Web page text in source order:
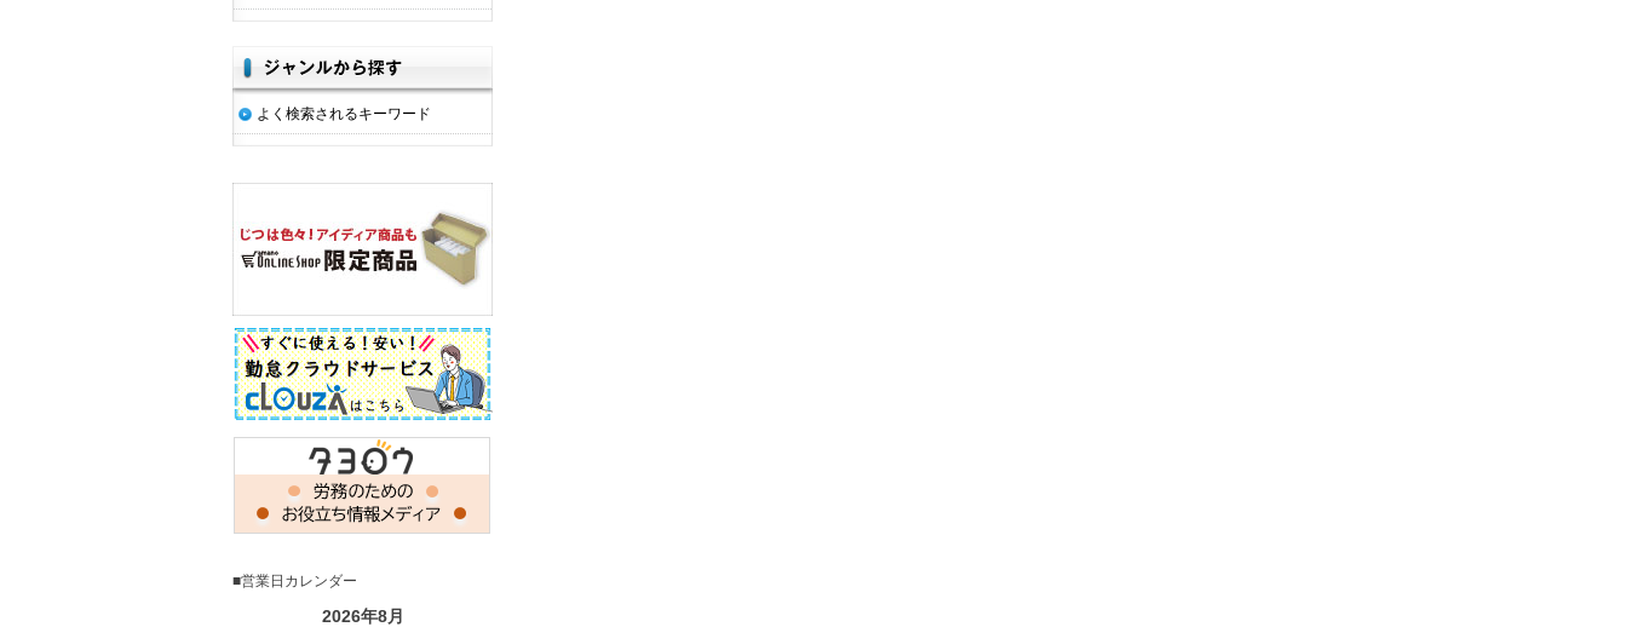
よく検索されるキーワード
■営業日カレンダー
2026年8月